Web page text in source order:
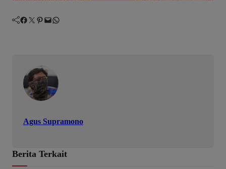
Facebook Twitter Pinterest Mail WhatsApp
Agus Supramono
Berita Terkait